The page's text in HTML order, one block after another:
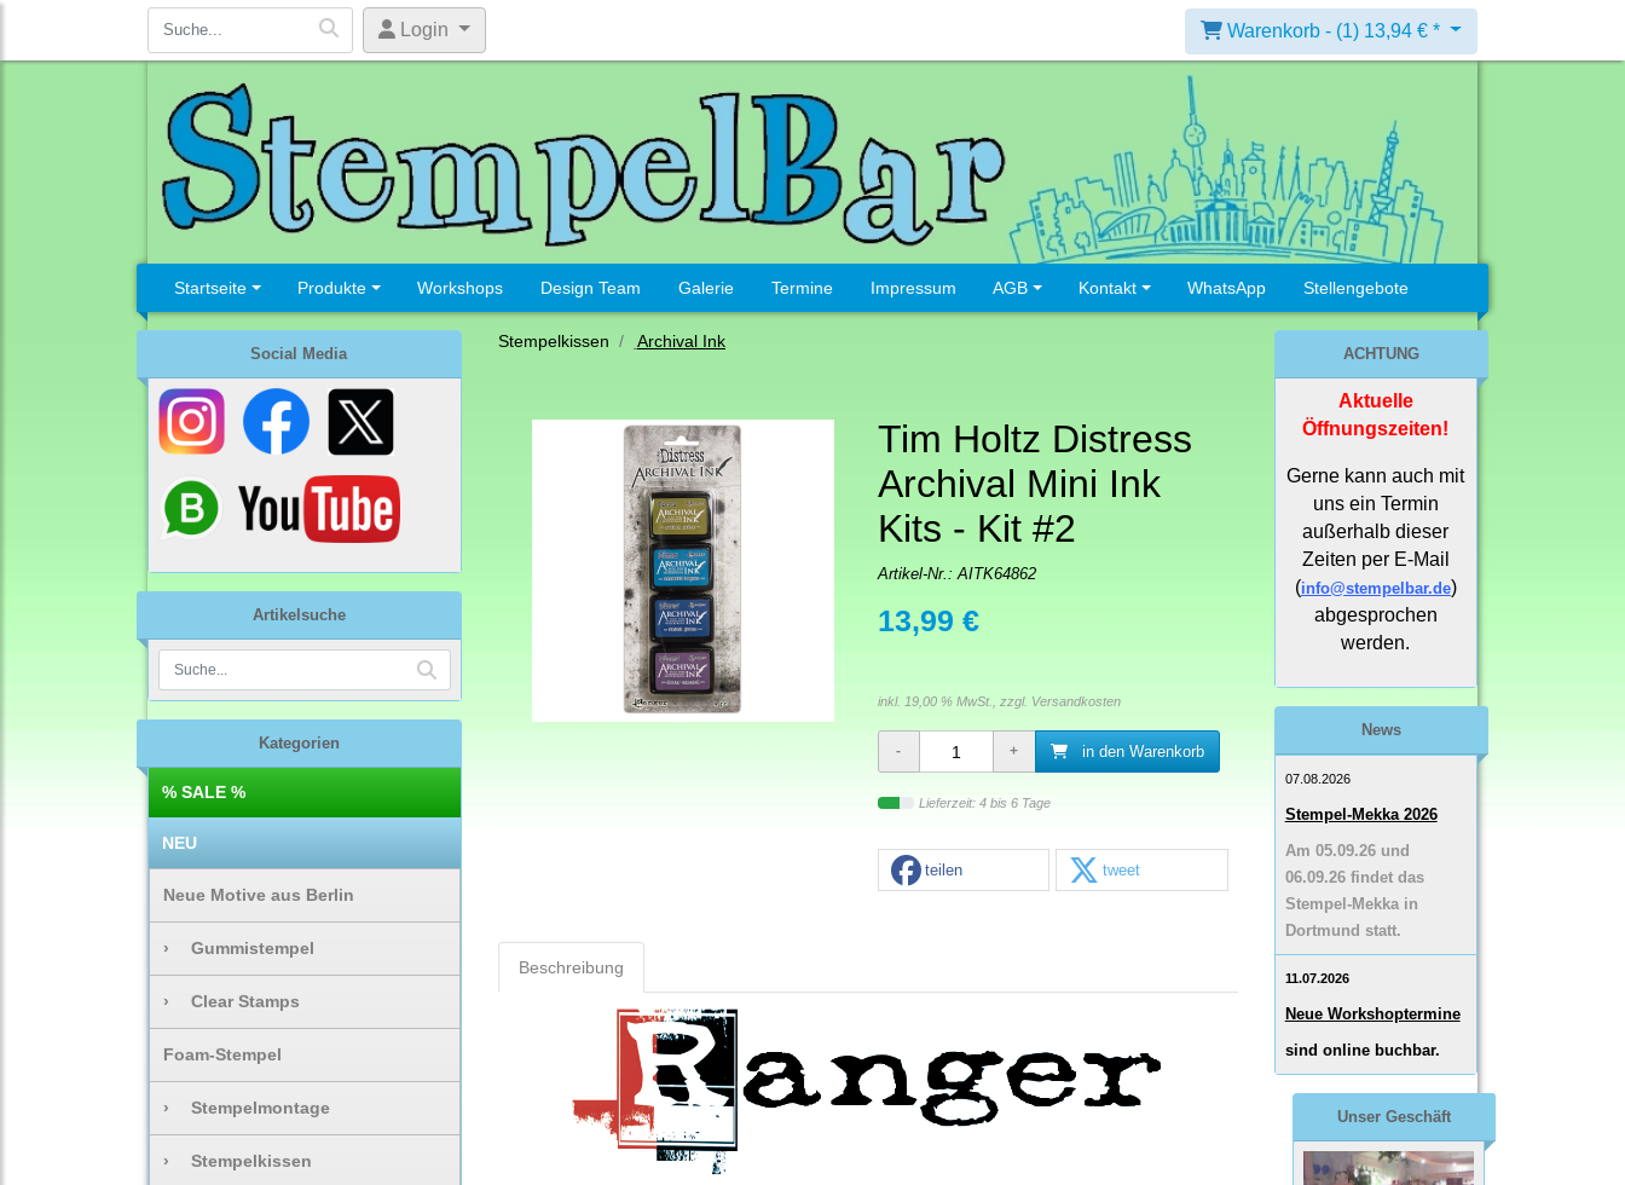
Login Warenkorb - (1) 13,94 € *
Startseite Produkte Workshops Design Team Galerie Termine Impressum AGB Kontakt WhatsApp Stellengebote
Social Media
Artikelsuche
Kategorien
% SALE %
NEU
Neue Motive aus Berlin
› Gummistempel
› Clear Stamps
Foam-Stempel
› Stempelmontage
› Stempelkissen
Stempelkissen Archival Ink
Tim Holtz Distress
Archival Mini Ink
Kits - Kit #2
Artikel-Nr.:AITK64862
13,99 €
inkl. 19,00 % MwSt., zzgl. Versandkosten
in den Warenkorb
Lieferzeit: 4 bis 6 Tage
teilen tweet
Beschreibung
ACHTUNG
Aktuelle
Öffnungszeiten!
Gerne kann auch mit
uns ein Termin
außerhalb dieser
Zeiten per E-Mail
(info@stempelbar.de)
abgesprochen
werden.
News
07.08.2026
Stempel-Mekka 2026
Am 05.09.26 und
06.09.26 findet das
Stempel-Mekka in
Dortmund statt.
11.07.2026
Neue Workshoptermine
sind online buchbar.
Unser Geschäft